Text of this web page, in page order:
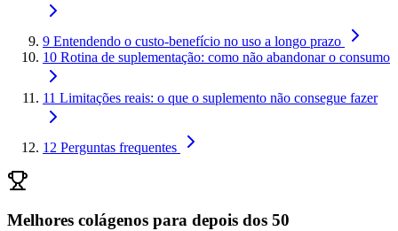
9 Entendendo o custo-benefício no uso a longo prazo
10 Rotina de suplementação: como não abandonar o consumo
11 Limitações reais: o que o suplemento não consegue fazer
12 Perguntas frequentes
Melhores colágenos para depois dos 50